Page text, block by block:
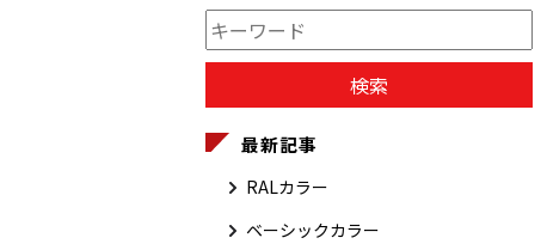
最新記事
RALカラー
ベーシックカラー